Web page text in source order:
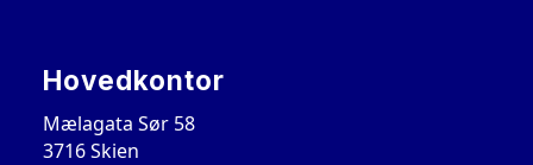
Hovedkontor
Mælagata Sør 58
3716 Skien